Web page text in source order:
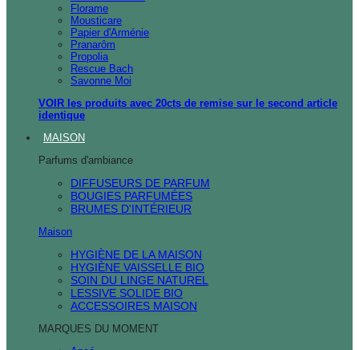
Florame
Mousticare
Papier d'Arménie
Pranarôm
Propolia
Rescue Bach
Savonne Moi
VOIR les produits avec 20cts de remise sur le second article
identique
MAISON
Parfums d'ambiance
DIFFUSEURS DE PARFUM
BOUGIES PARFUMÉES
BRUMES D'INTÉRIEUR
Maison
HYGIÈNE DE LA MAISON
HYGIÈNE VAISSELLE BIO
SOIN DU LINGE NATUREL
LESSIVE SOLIDE BIO
ACCESSOIRES MAISON
MARQUES DU MOMENT